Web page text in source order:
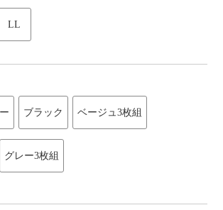
LL
ブラック ベージュ3枚組
グレー3枚組